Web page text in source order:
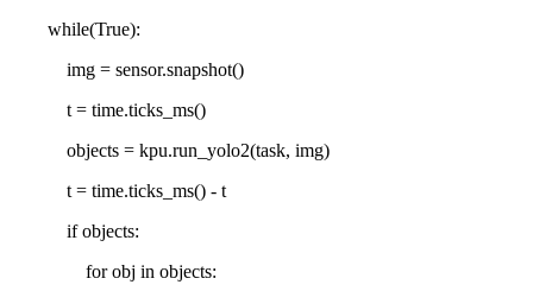
while(True):
img = sensor.snapshot()
t = time.ticks_ms()
objects = kpu.run_yolo2(task, img)
t = time.ticks_ms() - t
if objects:
for obj in objects: